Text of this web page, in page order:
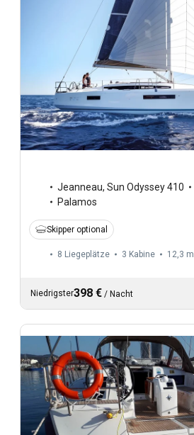
Jeanneau, Sun Odyssey 410
Palamos
Skipper optional
8 Liegeplätze 3 Kabine 12,3 m
Niedrigster398 € / Nacht